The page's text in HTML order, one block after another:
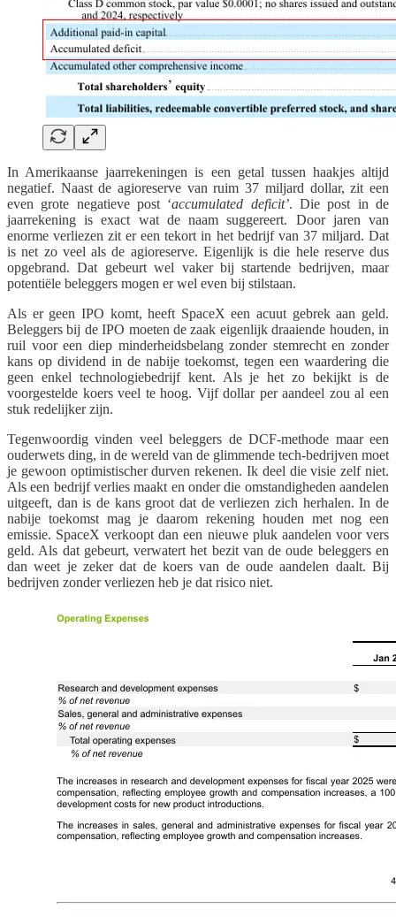
In Amerikaanse jaarrekeningen is een getal tussen haakjes altijd
negatief. Naast de agioreserve van ruim 37 miljard dollar, zit een
even grote negatieve post ‘accumulated deficit’. Die post in de
jaarrekening is exact wat de naam suggereert. Door jaren van
enorme verliezen zit er een tekort in het bedrijf van 37 miljard. Dat
is net zo veel als de agioreserve. Eigenlijk is die hele reserve dus
opgebrand. Dat gebeurt wel vaker bij startende bedrijven, maar
potentiële beleggers mogen er wel even bij stilstaan.
Als er geen IPO komt, heeft SpaceX een acuut gebrek aan geld.
Beleggers bij de IPO moeten de zaak eigenlijk draaiende houden, in
ruil voor een diep minderheidsbelang zonder stemrecht en zonder
kans op dividend in de nabije toekomst, tegen een waardering die
geen enkel technologiebedrijf kent. Als je het zo bekijkt is de
voorgestelde koers veel te hoog. Vijf dollar per aandeel zou al een
stuk redelijker zijn.
Tegenwoordig vinden veel beleggers de DCF-methode maar een
ouderwets ding, in de wereld van de glimmende tech-bedrijven moet
je gewoon optimistischer durven rekenen. Ik deel die visie zelf niet.
Als een bedrijf verlies maakt en onder die omstandigheden aandelen
uitgeeft, dan is de kans groot dat de verliezen zich herhalen. In de
nabije toekomst mag je daarom rekening houden met nog een
emissie. SpaceX verkoopt dan een nieuwe pluk aandelen voor vers
geld. Als dat gebeurt, verwatert het bezit van de oude beleggers en
dan weet je zeker dat de koers van de oude aandelen daalt. Bij
bedrijven zonder verliezen heb je dat risico niet.